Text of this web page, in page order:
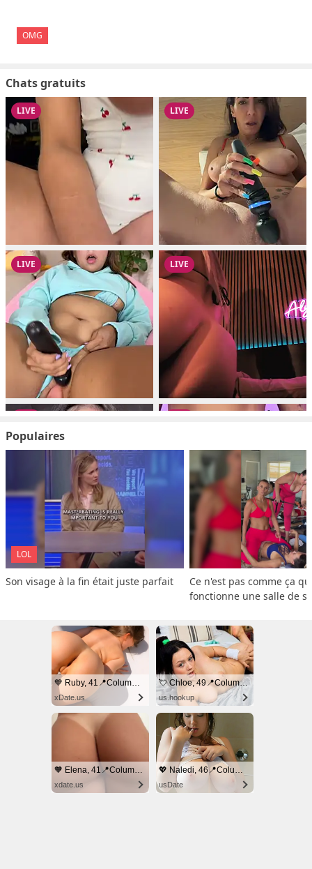
OMG
Chats gratuits
Populaires
LOL
Son visage à la fin était juste parfait
Ce n'est pas comme ça
fonctionne une salle de